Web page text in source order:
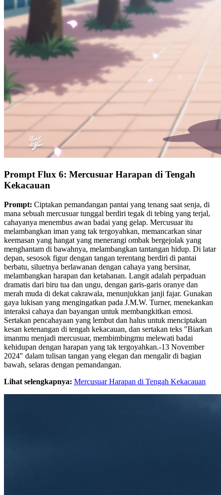
Prompt Flux 6: Mercusuar Harapan di Tengah
Kekacauan
Prompt: Ciptakan pemandangan pantai yang tenang saat senja, di
mana sebuah mercusuar tunggal berdiri tegak di tebing yang terjal,
cahayanya menembus awan badai yang gelap. Mercusuar itu
melambangkan iman yang tak tergoyahkan, memancarkan sinar
keemasan yang hangat yang menerangi ombak bergejolak yang
menghantam di bawahnya, melambangkan tantangan hidup. Di latar
depan, sesosok figur dengan tangan terentang berdiri di pantai
berbatu, siluetnya berlawanan dengan cahaya yang bersinar,
melambangkan harapan dan ketahanan. Langit adalah perpaduan
dramatis dari biru tua dan ungu, dengan garis-garis oranye dan
merah muda di dekat cakrawala, menunjukkan janji fajar. Gunakan
gaya lukisan yang mengingatkan pada J.M.W. Turner, menekankan
interaksi cahaya dan bayangan untuk membangkitkan emosi.
Sertakan pencahayaan yang lembut dan halus untuk menciptakan
kesan ketenangan di tengah kekacauan, dan sertakan teks "Biarkan
imanmu menjadi mercusuar, membimbingmu melewati badai
kehidupan dengan harapan yang tak tergoyahkan.-13 November
2024" dalam tulisan tangan yang elegan dan mengalir di bagian
bawah, selaras dengan pemandangan.
Lihat selengkapnya: Mercusuar Harapan di Tengah Kekacauan